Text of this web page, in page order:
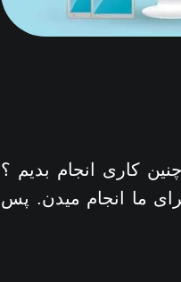
کاری انجام بدیم ؟
های لایه ۳ چنین کاری برای ما انجام میدن. پس